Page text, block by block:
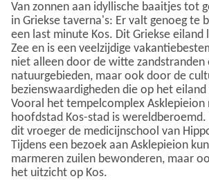
Van zonnen aan idyllische baaitjes tot
in Griekse taverna's: Er valt genoeg te
een last minute Kos. Dit Griekse eiland
Zee en is een veelzijdige
niet alleen door de witte
natuurgebieden, maar ook door de
bezienswaardigheden die op het
Vooral het tempelcomplex Asklepieion
hoofdstad Kos-stad is
dit vroeger de medicijnschool van
Tijdens een bezoek aan Asklepieion
marmeren zuilen bewonderen, maar
het uitzicht op Kos.